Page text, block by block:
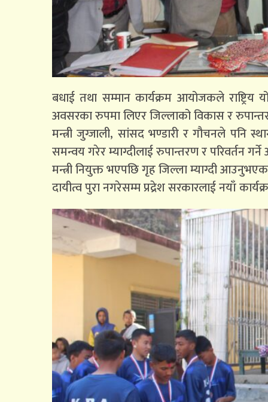
बधाई तथा सम्मान कार्यक्रम आयोजकले राष्ट्रिय
अवसरका रुपमा लिएर जिल्लाको विकास र
मन्त्री जुग्जाली, सांसद भण्डारी र गौचनले पनि
समन्वय गरेर म्याग्दीलाई रुपान्तरण र परिवर्तन
मन्त्री नियुक्त भएपछि गृह जिल्ला म्याग्दी
दायीत्व पुरा नगरेसम्म प्रद्रेश सरकारलाई नयाँ